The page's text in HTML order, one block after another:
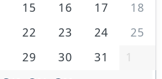
15 16 17
18
22 23 24
25
29 30 31 1